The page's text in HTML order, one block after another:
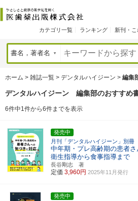
カテゴリ一覧 ランキング 新刊・
ホーム > 雑誌一覧 > デンタルハイジーン > 編集
デンタルハイジーン 編集部のおすすめ
6件中1件から6件までを表示
発売中
月刊「デンタルハイジーン」別
中年期・プレ高齢期の患者
衛生指導から食事指導まで
長谷剛志 著
定価 3,960円 2025年11月発行
発売中